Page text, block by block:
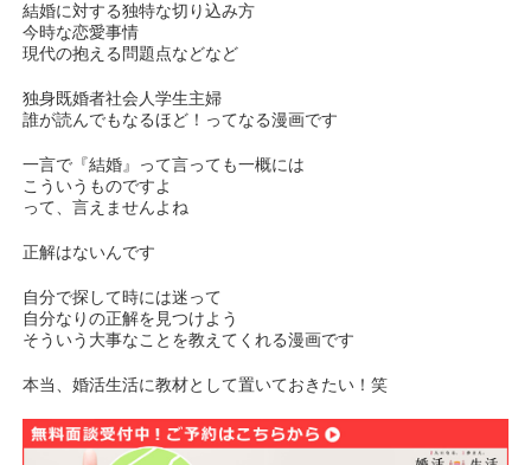
結婚に対する独特な切り込み方
今時な恋愛事情
現代の抱える問題点などなど
独身既婚者社会人学生主婦
誰が読んでもなるほど！ってなる漫画です
一言で『結婚』って言っても一概には
こういうものですよ
って、言えませんよね
正解はないんです
自分で探して時には迷って
自分なりの正解を見つけよう
そういう大事なことを教えてくれる漫画です
本当、婚活生活に教材として置いておきたい！笑